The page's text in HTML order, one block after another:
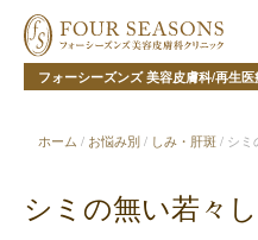
フォーシーズンズ 美容皮膚科/再生
ホーム / お悩み別/ しみ・肝斑/ シミ
シミの無い若々